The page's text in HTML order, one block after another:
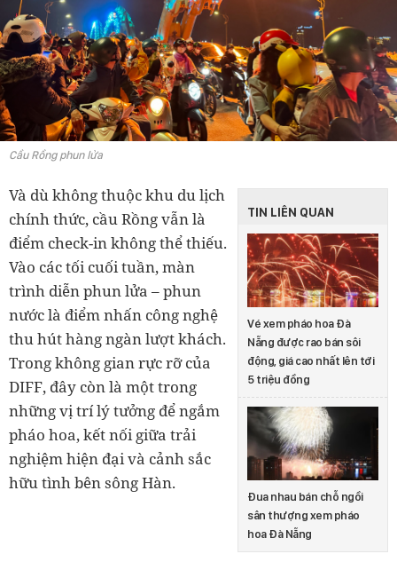
Cầu Rồng phun lửa
TIN LIÊN QUAN
Vé xem pháo hoa Đà
Nẵng được rao bán sôi
động, giá cao nhất lên tới
5 triệu đồng
Đua nhau bán chỗ ngồi
sân thượng xem pháo
hoa Đà Nẵng
Và dù không thuộc khu du lịch
chính thức, cầu Rồng vẫn là
điểm check-in không thể thiếu.
Vào các tối cuối tuần, màn
trình diễn phun lửa – phun
nước là điểm nhấn công nghệ
thu hút hàng ngàn lượt khách.
Trong không gian rực rỡ của
DIFF, đây còn là một trong
những vị trí lý tưởng để ngắm
pháo hoa, kết nối giữa trải
nghiệm hiện đại và cảnh sắc
hữu tình bên sông Hàn.